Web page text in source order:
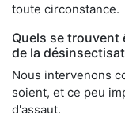
toute circonstance.
Quels se trouvent
de la
Nous intervenons
soient, et ce peu
d'assaut.